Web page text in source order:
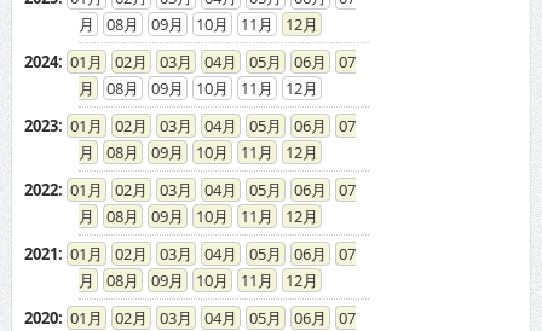
08
09 10 11
12
2024: 01 02 03 04 05 06
07
08
09 10 11
12
2023: 01 02 03 04 05 06
07
08
09 10 11
12
2022: 01 02 03 04 05 06
07
08
09 10 11
12
2021: 01 02 03 04 05 06
07
08
09 10 11
12
2020: 01 02 03 04 05 06
07